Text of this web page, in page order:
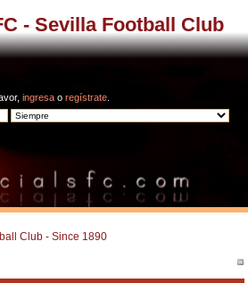
- Sevilla Football Club
ingresa o regístrate
Club - Since 1890